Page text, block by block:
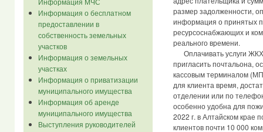
Информация о бесплатном
предоставлении в
собственность земельных
участков
Информация о земельных
участках
Информация о приватизации
муниципального имущества
Информация об аренде
муниципального имущества
Выступления руководителей
размер задолженности,
информация о принятых
ресурсоснабжающих и
реального времени.
Оплачивать услуги
пригласить почтальона,
кассовым терминалом
для клиента время,
отделении или по
особенно удобна для
2022 г. в Алтайском крае
клиентов почти 10 000